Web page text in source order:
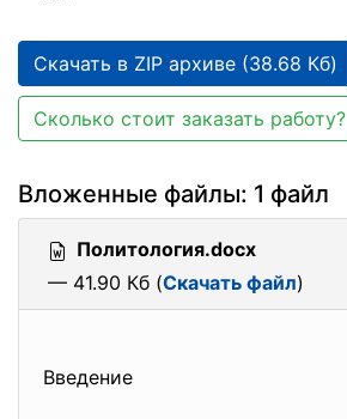
Скачать в ZIP архиве (38.68 Кб)
Сколько стоит заказать работу?
Вложенные файлы: 1 файл
Политология.docx
— 41.90 Кб (Скачать файл)
Введение